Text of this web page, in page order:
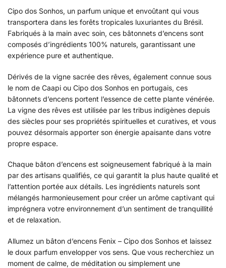
Cipo dos Sonhos, un parfum unique et envoûtant qui vous
transportera dans les forêts tropicales luxuriantes du Brésil.
Fabriqués à la main avec soin, ces bâtonnets d’encens sont
composés d’ingrédients 100% naturels, garantissant une
expérience pure et authentique.
Dérivés de la vigne sacrée des rêves, également connue sous
le nom de Caapi ou Cipo dos Sonhos en portugais, ces
bâtonnets d’encens portent l’essence de cette plante vénérée.
La vigne des rêves est utilisée par les tribus indigènes depuis
des siècles pour ses propriétés spirituelles et curatives, et vous
pouvez désormais apporter son énergie apaisante dans votre
propre espace.
Chaque bâton d’encens est soigneusement fabriqué à la main
par des artisans qualifiés, ce qui garantit la plus haute qualité et
l’attention portée aux détails. Les ingrédients naturels sont
mélangés harmonieusement pour créer un arôme captivant qui
imprégnera votre environnement d’un sentiment de tranquillité
et de relaxation.
Allumez un bâton d’encens Fenix – Cipo dos Sonhos et laissez
le doux parfum envelopper vos sens. Que vous recherchiez un
moment de calme, de méditation ou simplement une